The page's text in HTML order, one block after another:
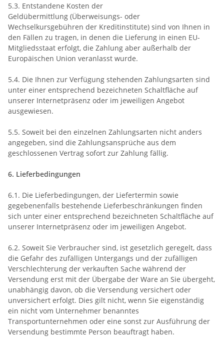
5.3. Entstandene Kosten der
Geldübermittlung (Überweisungs- oder
Wechselkursgebühren der Kreditinstitute) sind von Ihnen in
den Fällen zu tragen, in denen die Lieferung in einen EU-
Mitgliedsstaat erfolgt, die Zahlung aber außerhalb der
Europäischen Union veranlasst wurde.
5.4. Die Ihnen zur Verfügung stehenden Zahlungsarten sind
unter einer entsprechend bezeichneten Schaltfläche auf
unserer Internetpräsenz oder im jeweiligen Angebot
ausgewiesen.
5.5. Soweit bei den einzelnen Zahlungsarten nicht anders
angegeben, sind die Zahlungsansprüche aus dem
geschlossenen Vertrag sofort zur Zahlung fällig.
6. Lieferbedingungen
6.1. Die Lieferbedingungen, der Liefertermin sowie
gegebenenfalls bestehende Lieferbeschränkungen finden
sich unter einer entsprechend bezeichneten Schaltfläche auf
unserer Internetpräsenz oder im jeweiligen Angebot.
6.2. Soweit Sie Verbraucher sind, ist gesetzlich geregelt, dass
die Gefahr des zufälligen Untergangs und der zufälligen
Verschlechterung der verkauften Sache während der
Versendung erst mit der Übergabe der Ware an Sie übergeht,
unabhängig davon, ob die Versendung versichert oder
unversichert erfolgt. Dies gilt nicht, wenn Sie eigenständig
ein nicht vom Unternehmer benanntes
Transportunternehmen oder eine sonst zur Ausführung der
Versendung bestimmte Person beauftragt haben.